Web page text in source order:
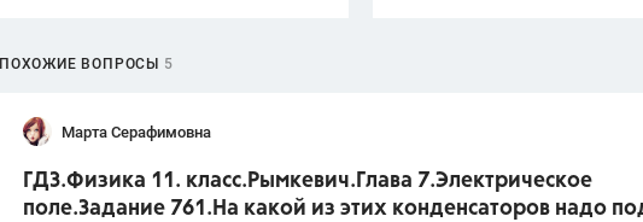
ПОХОЖИЕ ВОПРОСЫ 5
Марта Серафимовна
ГДЗ.Физика 11. класс.Рымкевич.Глава 7.Электрическое
поле.Задание 761.На какой из этих конденсаторов надо